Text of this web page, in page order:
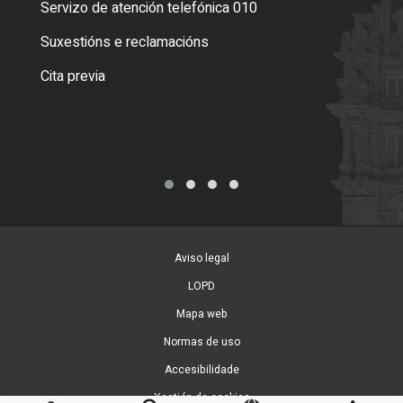
Servizo de atención telefónica 010
Suxestións e reclamacións
Cita previa
Aviso legal
LOPD
Mapa web
Normas de uso
Accesibilidade
Xestión de cookies